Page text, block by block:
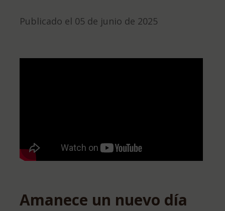
Publicado el 05 de junio de 2025
Amanece un nuevo día